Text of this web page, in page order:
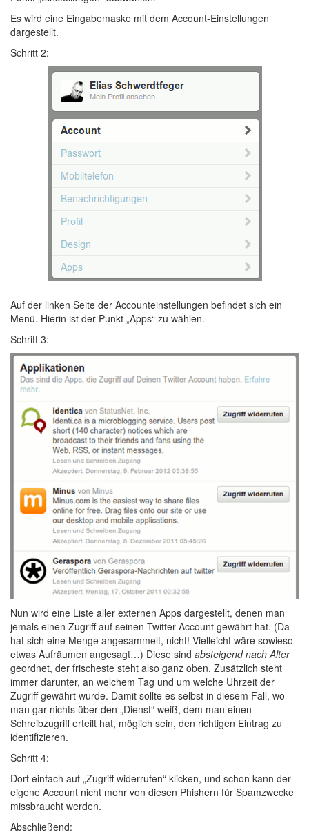
Es wird eine Eingabemaske mit dem Account-Einstellungen
dargestellt.
Schritt 2:
Auf der linken Seite der Accounteinstellungen befindet sich ein
Menü. Hierin ist der Punkt „Apps“ zu wählen.
Schritt 3:
Nun wird eine Liste aller externen Apps dargestellt, denen man
jemals einen Zugriff auf seinen Twitter-Account gewährt hat. (Da
hat sich eine Menge angesammelt, nicht! Vielleicht wäre sowieso
etwas Aufräumen angesagt…) Diese sind absteigend nach Alter
geordnet, der frischeste steht also ganz oben. Zusätzlich steht
immer darunter, an welchem Tag und um welche Uhrzeit der
Zugriff gewährt wurde. Damit sollte es selbst in diesem Fall, wo
man gar nichts über den „Dienst“ weiß, dem man einen
Schreibzugriff erteilt hat, möglich sein, den richtigen Eintrag zu
identifizieren.
Schritt 4:
Dort einfach auf „Zugriff widerrufen“ klicken, und schon kann der
eigene Account nicht mehr von diesen Phishern für Spamzwecke
missbraucht werden.
Abschließend: